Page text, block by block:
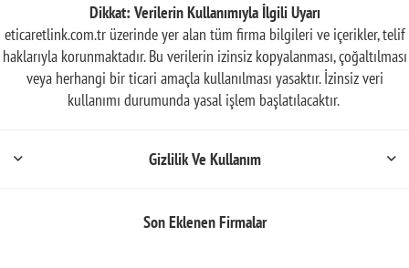
Dikkat: Verilerin Kullanımıyla İlgili Uyarı
eticaretlink.com.tr üzerinde yer alan tüm firma bilgileri ve içerikler, telif
haklarıyla korunmaktadır. Bu verilerin izinsiz kopyalanması, çoğaltılması
veya herhangi bir ticari amaçla kullanılması yasaktır. İzinsiz veri
kullanımı durumunda yasal işlem başlatılacaktır.
Gizlilik Ve Kullanım
Son Eklenen Firmalar